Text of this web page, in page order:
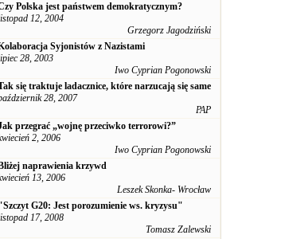
Polska jest państwem demokratycznym?
12, 2004
Grzegorz Jagodziński
Syjonistów z Nazistami
28, 2003
Iwo Cyprian Pogonowski
się traktuje ladacznice, które narzucają się same
28, 2007
PAP
przegrać „wojnę przeciwko terrorowi?”
2, 2006
Iwo Cyprian Pogonowski
naprawienia krzywd
13, 2006
Leszek Skonka- Wrocław
G20: Jest porozumienie ws. kryzysu"
17, 2008
Tomasz Zalewski